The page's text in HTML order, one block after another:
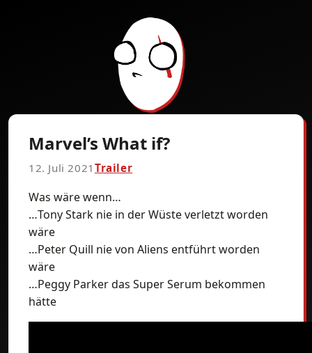
Marvel’s What if?
12. Juli 2021 Trailer
Was wäre wenn…
…Tony Stark nie in der Wüste verletzt worden
wäre
…Peter Quill nie von Aliens entführt worden
wäre
…Peggy Parker das Super Serum bekommen
hätte